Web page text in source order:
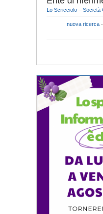
Lo Scricciolo – Società
nuova ricerca